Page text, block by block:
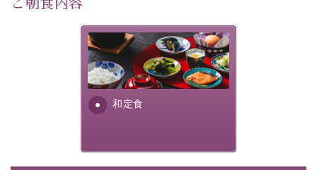
・環境に配慮したアメニティをご用意
・館内フリーWi-Fi
・チェックイン15時、チェックアウト10時
ご朝食内容
和定食
さっぱりとした和食膳に使わ
れる食材は、諏訪の名産品を
ふんだんに取り入れ、安心・
安全を心掛けた長野県産...